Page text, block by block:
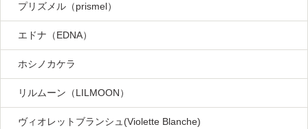
プリズメル（prismel）
エドナ（EDNA）
ホシノカケラ
リルムーン（LILMOON）
ヴィオレットブランシュ(Violette Blanche)